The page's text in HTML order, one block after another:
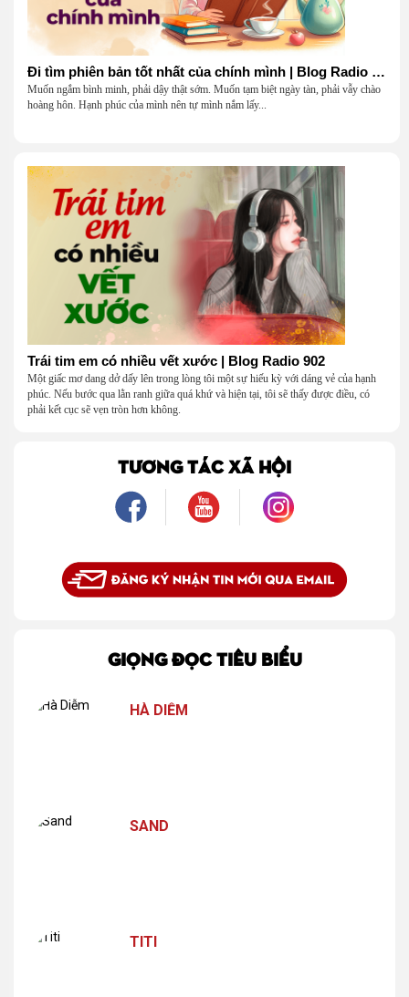
Đi tìm phiên bản tốt nhất của chính mình | Blog Radio 903
Muốn ngắm bình minh, phải dậy thật sớm. Muốn tạm biệt ngày tàn, phải vẫy chào
hoàng hôn. Hạnh phúc của mình nên tự mình nắm lấy...
Trái tim em có nhiều vết xước | Blog Radio 902
Một giấc mơ dang dở dấy lên trong lòng tôi một sự hiếu kỳ với dáng vẻ của hạnh
phúc. Nếu bước qua lằn ranh giữa quá khứ và hiện tại, tôi sẽ thấy được điều, có
phải kết cục sẽ vẹn tròn hơn không.
TƯƠNG TÁC XÃ HỘI
GIỌNG ĐỌC TIÊU BIỂU
HÀ DIỄM
SAND
TITI